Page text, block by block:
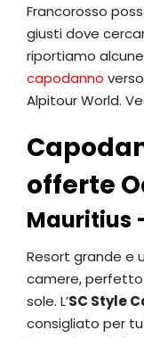
Francorosso
giusti dove
riportiamo
capodanno
Alpitour World.
offerte
Mauritius
Resort grande e
camere, perfetto
sole. L’SC Style
consigliato per